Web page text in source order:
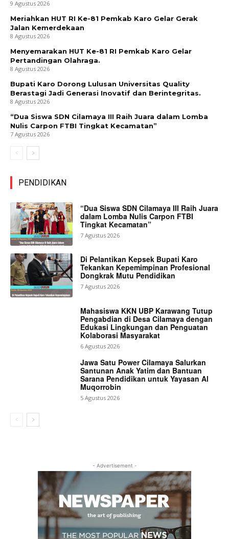
9 Agustus 2026
Meriahkan HUT RI Ke-81 Pemkab Karo Gelar Gerak
Jalan Kemerdekaan
8 Agustus 2026
Menyemarakan HUT Ke-81 RI Pemkab Karo Gelar
Pertandingan Olahraga.
8 Agustus 2026
Bupati Karo Dorong Lulusan Universitas Quality
Berastagi Jadi Generasi Inovatif dan Berintegritas.
8 Agustus 2026
“Dua Siswa SDN Cilamaya III Raih Juara dalam Lomba
Nulis Carpon FTBI Tingkat Kecamatan”
7 Agustus 2026
PENDIDIKAN
“Dua Siswa SDN Cilamaya III Raih Juara
dalam Lomba Nulis Carpon FTBI
Tingkat Kecamatan”
7 Agustus 2026
Di Pelantikan Kepsek Bupati Karo
Tekankan Kepemimpinan Profesional
Dongkrak Mutu Pendidikan
7 Agustus 2026
Mahasiswa KKN UBP Karawang Tutup
Pengabdian di Desa Cilamaya dengan
Edukasi Lingkungan dan Penguatan
Kolaborasi Masyarakat
6 Agustus 2026
Jawa Satu Power Cilamaya Salurkan
Santunan Anak Yatim dan Bantuan
Sarana Pendidikan untuk Yayasan Al
Muqorrobin
5 Agustus 2026
- Advertisement -